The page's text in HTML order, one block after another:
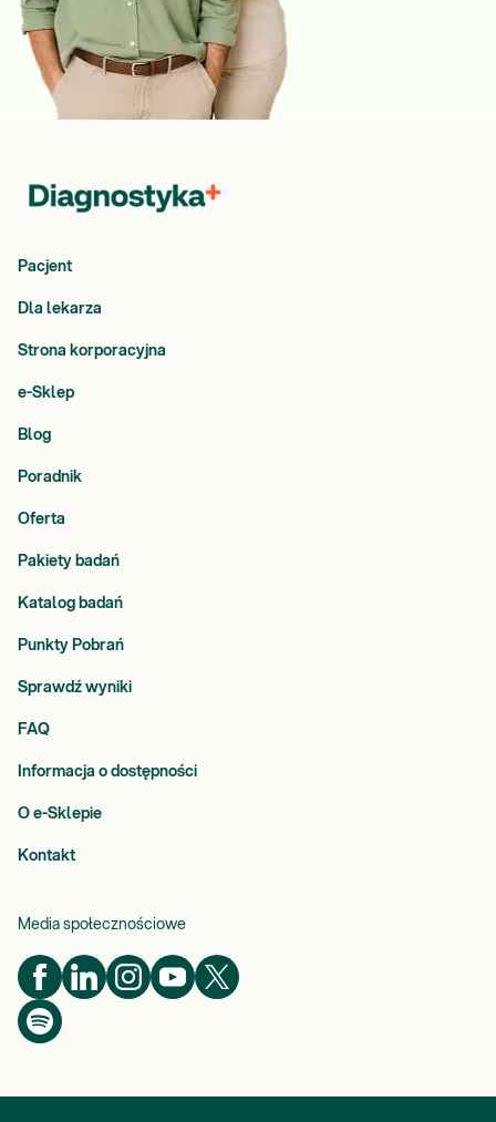
Pacjent
Dla lekarza
Strona korporacyjna
e-Sklep
Blog
Poradnik
Oferta
Pakiety badań
Katalog badań
Punkty Pobrań
Sprawdź wyniki
FAQ
Informacja o dostępności
O e-Sklepie
Kontakt
Media społecznościowe